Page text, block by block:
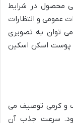
محصول در شرایط
عمومی و انتظارات
توان به تصویری
پوست اسکن اسکین
و کرمی توصیف می
سرعت جذب آن